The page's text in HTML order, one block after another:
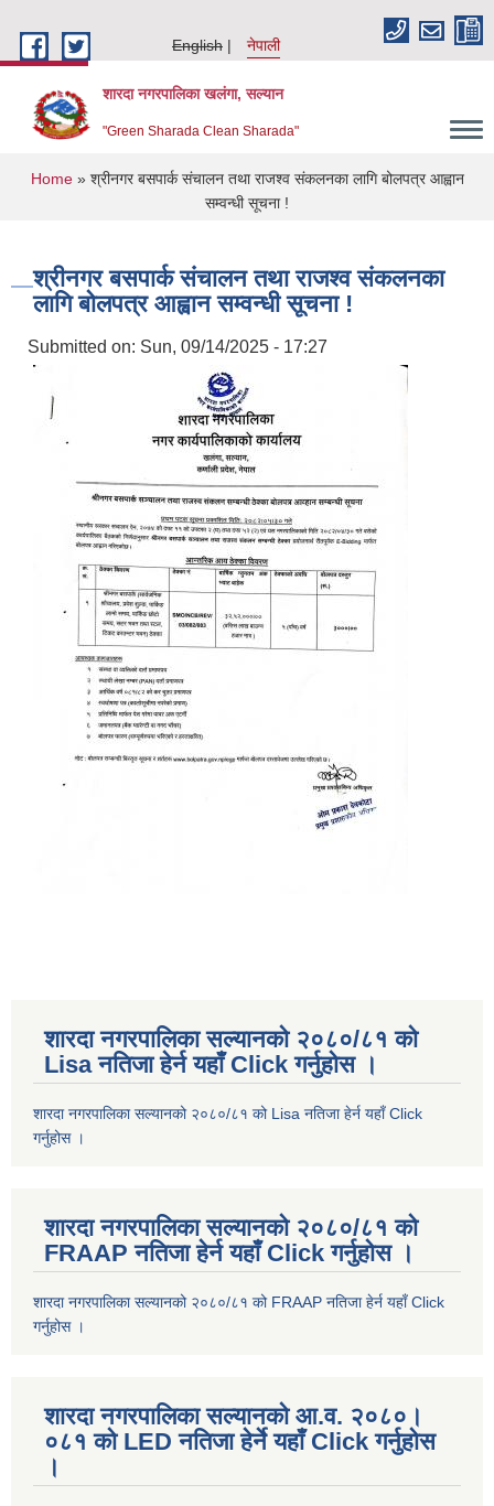
English
नेपाली
शारदा नगरपालिका खलंगा, सल्यान
"Green Sharada Clean Sharada"
You are here
Home» श्रीनगर बसपार्क संचालन तथा राजश्व संकलनका लागि बोलपत्र आह्वान
सम्वन्धी सूचना !
श्रीनगर बसपार्क संचालन तथा राजश्व संकलनका
लागि बोलपत्र आह्वान सम्वन्धी सूचना !
Submitted on: Sun, 09/14/2025 - 17:27
शारदा नगरपालिका सल्यानको २०८०/८१ को
Lisa नतिजा हेर्न यहाँ Click गर्नुहोस ।
शारदा नगरपालिका सल्यानको २०८०/८१ को Lisa नतिजा हेर्न यहाँ Click
गर्नुहोस ।
शारदा नगरपालिका सल्यानको २०८०/८१ को
FRAAP नतिजा हेर्न यहाँ Click गर्नुहोस ।
शारदा नगरपालिका सल्यानको २०८०/८१ को FRAAP नतिजा हेर्न यहाँ Click
गर्नुहोस ।
शारदा नगरपालिका सल्यानको आ.व. २०८०।
०८१ को LED नतिजा हेर्ने यहाँ Click गर्नुहोस
।